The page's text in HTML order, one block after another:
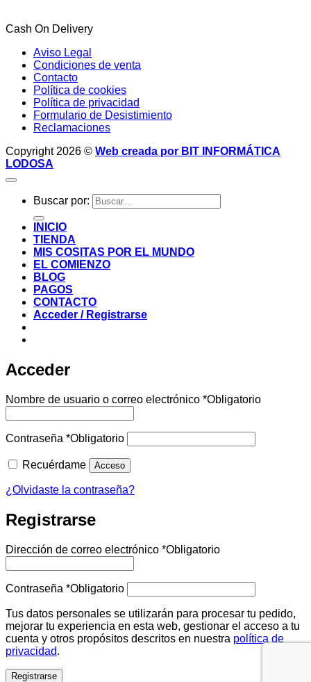
Cash On Delivery
Aviso Legal
Condiciones de venta
Contacto
Política de cookies
Política de privacidad
Formulario de Desistimiento
Reclamaciones
Copyright 2026 © Web creada por BIT INFORMÁTICA
LODOSA
Buscar por:
INICIO
TIENDA
MIS COSITAS POR EL MUNDO
EL COMIENZO
BLOG
PAGOS
CONTACTO
Acceder / Registrarse
Acceder
Nombre de usuario o correo electrónico *Obligatorio
Contraseña *Obligatorio
Recuérdame Acceso
¿Olvidaste la contraseña?
Registrarse
Dirección de correo electrónico *Obligatorio
Contraseña *Obligatorio
Tus datos personales se utilizarán para procesar tu pedido,
mejorar tu experiencia en esta web, gestionar el acceso a tu
cuenta y otros propósitos descritos en nuestra política de
privacidad.
Registrarse